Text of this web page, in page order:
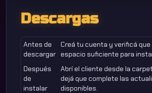
Descargas
Antes de
descargar
Creá tu cuenta y verificá
espacio suficiente para
Después
de
instalar
Abrí el cliente desde la
dejá que complete las
disponibles.